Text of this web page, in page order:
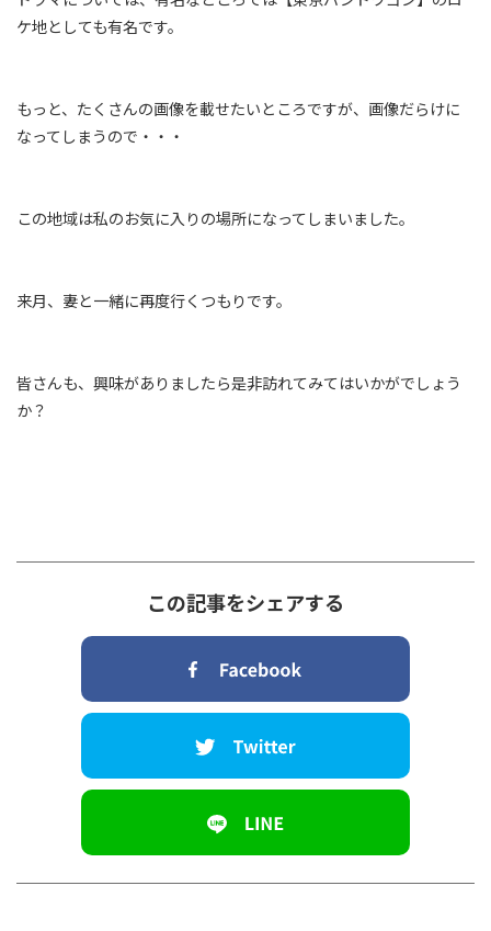
ケ地としても有名です。
もっと、たくさんの画像を載せたいところですが、画像だらけに
なってしまうので・・・
この地域は私のお気に入りの場所になってしまいました。
来月、妻と一緒に再度行くつもりです。
皆さんも、興味がありましたら是非訪れてみてはいかがでしょう
か？
この記事をシェアする